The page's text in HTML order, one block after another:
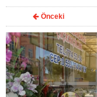
Önceki